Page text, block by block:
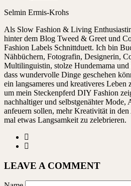
Selmin Ermis-Krohs
Als Slow Fashion & Living
hinter dem Blog Tweed & Greet und
Fashion Labels Schnittduett. Ich bin
Nähbüchern, Fotografin, Designerin,
Multilinguistin, stolze Hundemama und
dass wundervolle Dinge geschehen
ein langsameres und kreativeres
um mein Steckenpferd DIY Fashion
nachhaltiger und selbstgenähter Mode,
anfeuern sollen, mehr Kreativität in
mal etwas Langsamkeit zu zelebrieren.
LEAVE A COMMENT